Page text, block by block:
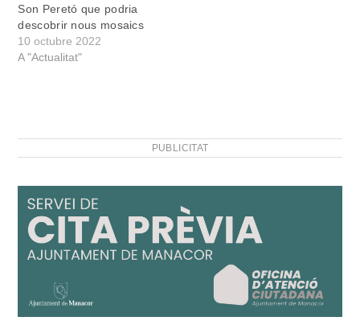
Son Peretó que podria
descobrir nous mosaics
10 octubre 2022
A "Actualitat"
PUBLICITAT